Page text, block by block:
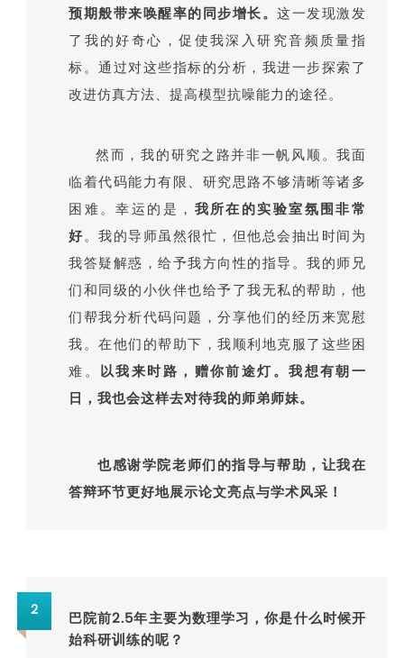
预期般带来唤醒率的同步增长。这一发现激发
了我的好奇心，促使我深入研究音频质量指
标。通过对这些指标的分析，我进一步探索了
改进仿真方法、提高模型抗噪能力的途径。
然而，我的研究之路并非一帆风顺。我面
临着代码能力有限、研究思路不够清晰等诸多
困难。幸运的是， 我所在的实验室氛围非常
好。我的导师虽然很忙，但他总会抽出时间为
我答疑解惑，给予我方向性的指导。我的师兄
们和同级的小伙伴也给予了我无私的帮助，他
们帮我分析代码问题，分享他们的经历来宽慰
我。在他们的帮助下，我顺利地克服了这些困
难。 以我来时路，赠你前途灯。我想有朝一
日，我也会这样去对待我的师弟师妹。
也感谢学院老师们的指导与帮助，让我在
答辩环节更好地展示论文亮点与学术风采！
2
巴院前2.5年主要为数理学习，你是什么时候开
始科研训练的呢？